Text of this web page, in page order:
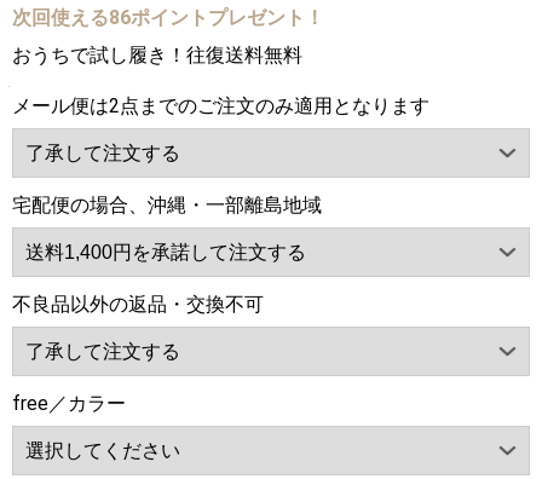
次回使える86ポイントプレゼント！
おうちで試し履き！往復送料無料
メール便は2点までのご注文のみ適用となります
宅配便の場合、沖縄・一部離島地域
不良品以外の返品・交換不可
free／カラー